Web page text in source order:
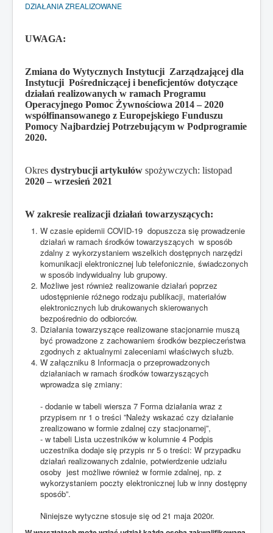
DZIAŁANIA ZREALIZOWANE
UWAGA:
Zmiana do Wytycznych Instytucji Zarządzającej dla
Instytucji Pośredniczącej i beneficjentów dotyczące
działań realizowanych w ramach Programu
Operacyjnego Pomoc Żywnościowa 2014 – 2020
współfinansowanego z Europejskiego Funduszu
Pomocy Najbardziej Potrzebującym w Podprogramie
2020.
Okres dystrybucji artykułów spożywczych: listopad
2020 – wrzesień 2021
W zakresie realizacji działań towarzyszących:
W czasie epidemii COVID-19 dopuszcza się prowadzenie
działań w ramach środków towarzyszących w sposób
zdalny z wykorzystaniem wszelkich dostępnych narzędzi
komunikacji elektronicznej lub telefonicznie, świadczonych
w sposób indywidualny lub grupowy.
Możliwe jest również realizowanie działań poprzez
udostępnienie różnego rodzaju publikacji, materiałów
elektronicznych lub drukowanych skierowanych
bezpośrednio do odbiorców.
Działania towarzyszące realizowane stacjonarnie muszą
być prowadzone z zachowaniem środków bezpieczeństwa
zgodnych z aktualnymi zaleceniami właściwych służb.
W załączniku 8 Informacja o przeprowadzonych
działaniach w ramach środków towarzyszących
wprowadza się zmiany:
- dodanie w tabeli wiersza 7 Forma działania wraz z
przypisem nr 1 o treści ”Należy wskazać czy działanie
zrealizowano w formie zdalnej czy stacjonarnej”,
- w tabeli Lista uczestników w kolumnie 4 Podpis
uczestnika dodaje się przypis nr 5 o treści: W przypadku
działań realizowanych zdalnie, potwierdzenie udziału
osoby jest możliwe również w formie zdalnej, np. z
wykorzystaniem poczty elektronicznej lub w inny dostępny
sposób”.
Niniejsze wytyczne stosuje się od 21 maja 2020r.